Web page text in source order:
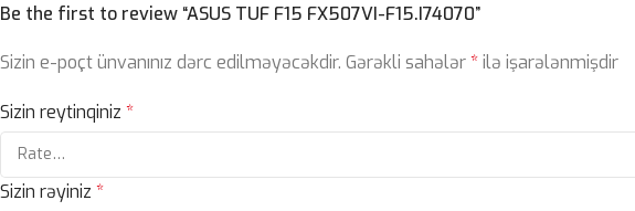
Be the first to review “ASUS TUF F15 FX507VI-F15.I74070”
Sizin e-poçt ünvanınız dərc edilməyəcəkdir. Gərəkli sahələr*ilə işarələnmişdir
Sizin reytinqiniz *
Sizin rəyiniz *